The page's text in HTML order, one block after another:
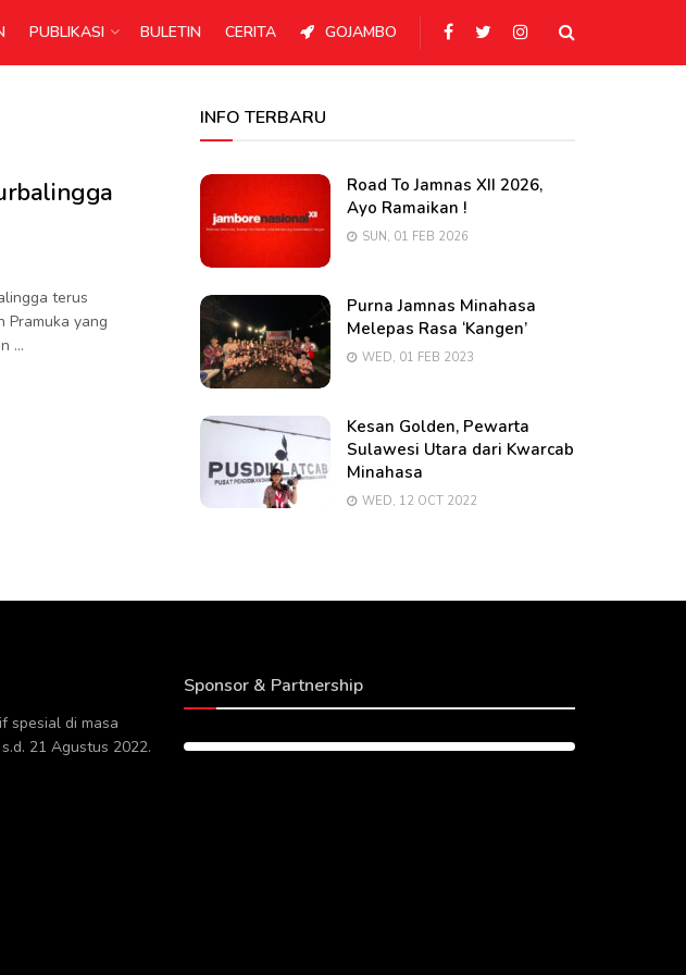
PUBLIKASI BULETIN CERITA GOJAMBO
terus
Pramuka yang
...
INFO TERBARU
Road To Jamnas XII 2026,
Ayo Ramaikan !
SUN, 01 FEB 2026
Purna Jamnas Minahasa
Melepas Rasa ‘Kangen’
WED, 01 FEB 2023
Kesan Golden, Pewarta
Sulawesi Utara dari Kwarcab
Minahasa
WED, 12 OCT 2022
spesial di masa
21 Agustus 2022.
Sponsor & Partnership